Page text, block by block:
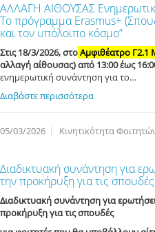
ΑΛΛΑΓΗ ΑΙΘΟΥΣΑΣ
Το πρόγραμμα Erasmus+
και τον υπόλοιπο κόσμο”
Στις 18/3/2026, στοΑμφιθέατρο
αλλαγή αίθουσας) από 13:00 έως
ενημερωτική συνάντηση για το…
Διαβάστε περισσότερα
05/03/2026 Κινητικότητα
Διαδικτυακή συνάντηση για
την προκήρυξη για τις σπουδές
Διαδικτυακή συνάντηση για
προκήρυξη για τις σπουδές